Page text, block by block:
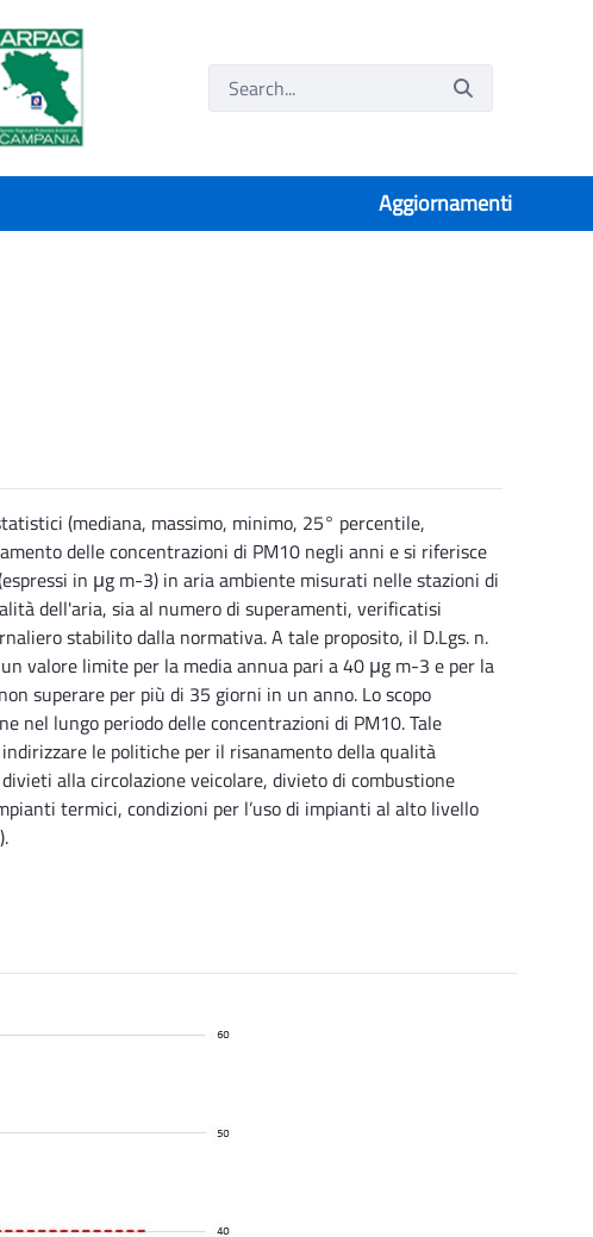
Aggiornamenti
(mediana, massimo, minimo, 25° percentile,
delle concentrazioni di PM10 negli anni e si riferisce
in μg m-3) in aria ambiente misurati nelle stazioni di
dell'aria, sia al numero di superamenti, verificatisi
stabilito dalla normativa. A tale proposito, il D.Lgs. n.
valore limite per la media annua pari a 40 μg m-3 e per la
superare per più di 35 giorni in un anno. Lo scopo
nel lungo periodo delle concentrazioni di PM10. Tale
le politiche per il risanamento della qualità
alla circolazione veicolare, divieto di combustione
termici, condizioni per l’uso di impianti al alto livello